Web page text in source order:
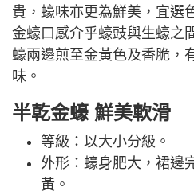
貴，蠔味亦更為鮮美，宜選
金蠔口感介乎蠔豉與生蠔之
蠔兩邊煎至金黃色及香脆，
味。
半乾金蠔 鮮美軟滑
等級：以大小分級。
外形：蠔身肥大，裙邊
黃。